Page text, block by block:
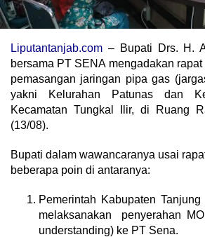
Liputantanjab.com – Bupati Drs. H.
bersama PT SENA mengadakan
pemasangan jaringan pipa gas
yakni Kelurahan Patunas dan
Kecamatan Tungkal Ilir, di Ruang
(13/08).
Bupati dalam wawancaranya usai
beberapa poin di antaranya:
Pemerintah Kabupaten
melaksanakan penyerahan
understanding) ke PT Sena.